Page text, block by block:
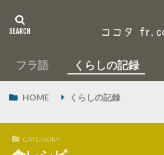
フラ語 くらしの記録
HOME くらしの記録
CATEGORY